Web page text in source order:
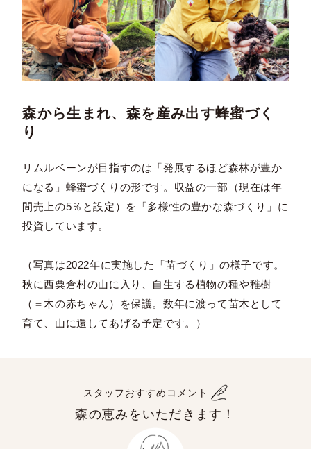
森から生まれ、森を産み出す蜂蜜づく
り
リムルベーンが目指すのは「発展するほど森林が豊か
になる」蜂蜜づくりの形です。収益の一部（現在は年
間売上の5％と設定）を「多様性の豊かな森づくり」に
投資しています。
（写真は2022年に実施した「苗づくり」の様子です。
秋に西粟倉村の山に入り、自生する植物の種や稚樹
（＝木の赤ちゃん）を保護。数年に渡って苗木として
育て、山に還してあげる予定です。）
スタッフおすすめコメント
森の恵みをいただきます！